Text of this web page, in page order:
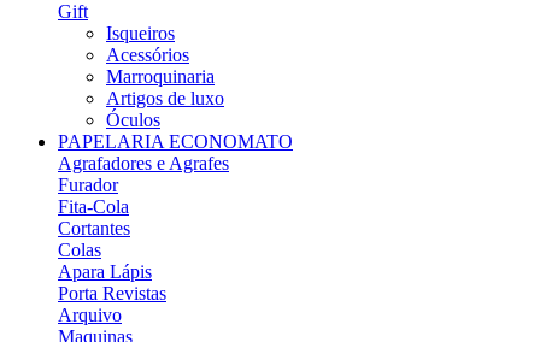
Gift
Isqueiros
Acessórios
Marroquinaria
Artigos de luxo
Óculos
PAPELARIA ECONOMATO
Agrafadores e Agrafes
Furador
Fita-Cola
Cortantes
Colas
Apara Lápis
Porta Revistas
Arquivo
Maquinas